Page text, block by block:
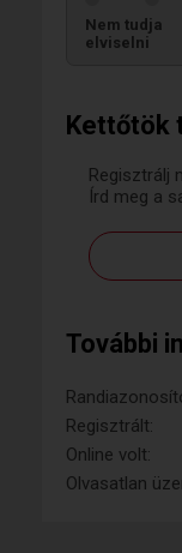
Kettőtök
Regisztrálj
Írd meg a
További
Regisztrált:
Online volt:
Olvasatlan
Nem tudja
elviselni